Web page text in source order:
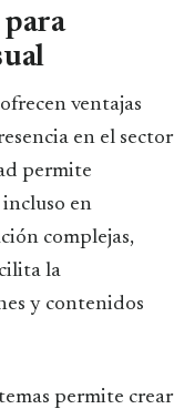
para
ventajas
en el sector
permite
en
complejas,
la
y contenidos
permite crear